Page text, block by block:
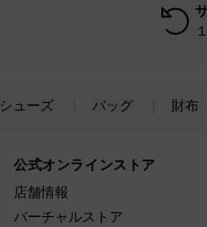
シューズ バッグ 財布
公式オンラインストア
店舗情報
バーチャルストア